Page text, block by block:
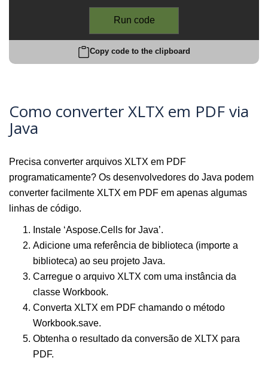
Run code
Copy code to the clipboard
Como converter XLTX em PDF via
Java
Precisa converter arquivos XLTX em PDF
programaticamente? Os desenvolvedores do Java podem
converter facilmente XLTX em PDF em apenas algumas
linhas de código.
Instale ‘Aspose.Cells for Java’.
Adicione uma referência de biblioteca (importe a
biblioteca) ao seu projeto Java.
Carregue o arquivo XLTX com uma instância da
classe Workbook.
Converta XLTX em PDF chamando o método
Workbook.save.
Obtenha o resultado da conversão de XLTX para
PDF.